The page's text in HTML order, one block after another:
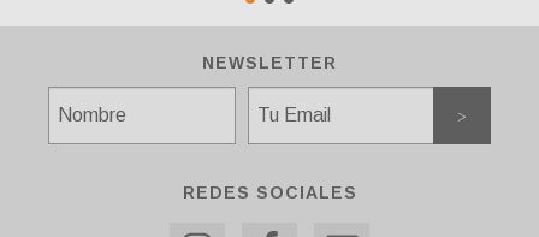
NEWSLETTER
REDES SOCIALES